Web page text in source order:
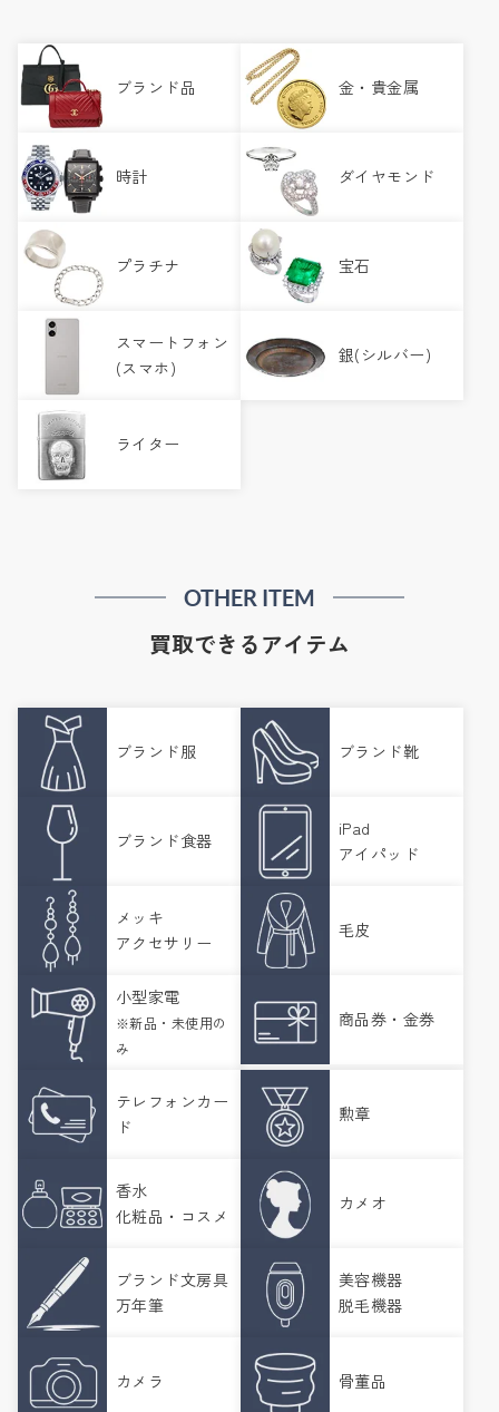
ブランド品 金・貴金属
時計 ダイヤモンド
プラチナ 宝石
スマートフォン
(スマホ)
銀(シルバー)
ライター
OTHER ITEM
買取できるアイテム
ブランド服 ブランド靴
ブランド食器
iPad
アイパッド
メッキ
アクセサリー
毛皮
小型家電
※新品・未使用の
み
商品券・金券
テレフォンカー
ド
勲章
香水
化粧品・コスメ
カメオ
ブランド文房具
万年筆
美容機器
脱毛機器
カメラ 骨董品